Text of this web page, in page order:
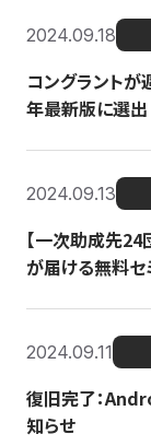
2024.09.18
コングラントが
年最新版に選出
2024.09.13
【一次助成先
が届ける無料セ
2024.09.11
復旧完了：
知らせ